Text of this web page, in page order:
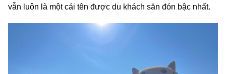
vẫn luôn là một cái tên được du khách săn đón bậc nhất.